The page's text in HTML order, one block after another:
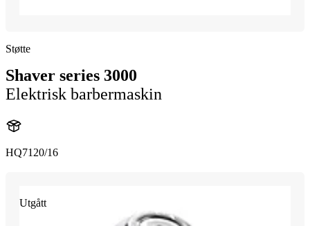
Støtte
Shaver series 3000
Elektrisk barbermaskin
HQ7120/16
Utgått